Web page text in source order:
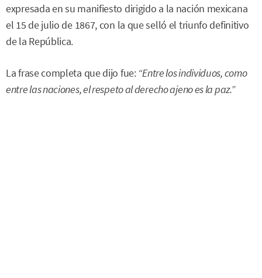
expresada en su manifiesto dirigido a la nación mexicana
el 15 de julio de 1867, con la que selló el triunfo definitivo
de la República.
La frase completa que dijo fue: “Entre los individuos, como
entre las naciones, el respeto al derecho ajeno es la paz.”